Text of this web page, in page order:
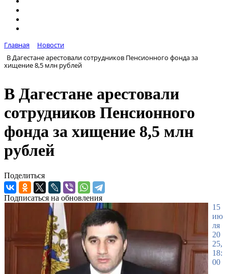
Главная
Новости
В Дагестане арестовали сотрудников Пенсионного фонда за
хищение 8,5 млн рублей
В Дагестане арестовали
сотрудников Пенсионного
фонда за хищение 8,5 млн
рублей
Поделиться
Подписаться на обновления
15
ию
ля
20
25,
18:
00